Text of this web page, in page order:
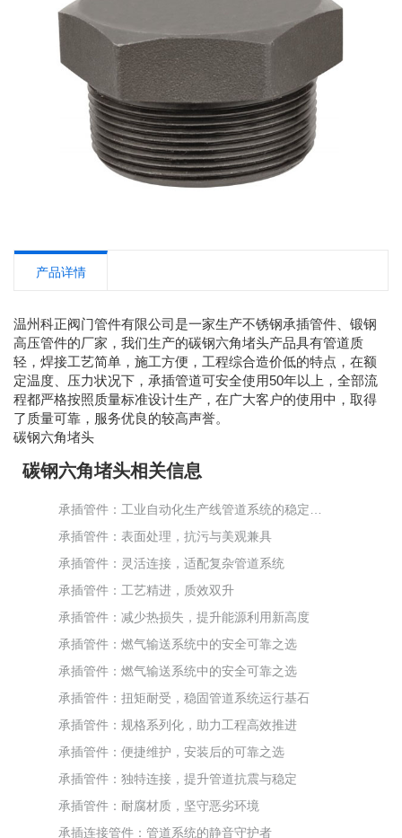
产品详情
温州科正阀门管件有限公司是一家生产不锈钢承插管件、锻钢
高压管件的厂家，我们生产的碳钢六角堵头产品具有管道质
轻，焊接工艺简单，施工方便，工程综合造价低的特点，在额
定温度、压力状况下，承插管道可安全使用50年以上，全部流
程都严格按照质量标准设计生产，在广大客户的使用中，取得
了质量可靠，服务优良的较高声誉。
碳钢六角堵头
碳钢六角堵头相关信息
承插管件：表面处理，抗污与美观兼具
承插管件：灵活连接，适配复杂管道系统
承插管件：工艺精进，质效双升
承插管件：减少热损失，提升能源利用新高度
承插管件：燃气输送系统中的安全可靠之选
承插管件：燃气输送系统中的安全可靠之选
承插管件：扭矩耐受，稳固管道系统运行基石
承插管件：规格系列化，助力工程高效推进
承插管件：便捷维护，安装后的可靠之选
承插管件：独特连接，提升管道抗震与稳定
承插管件：耐腐材质，坚守恶劣环境
承插连接管件：管道系统的静音守护者